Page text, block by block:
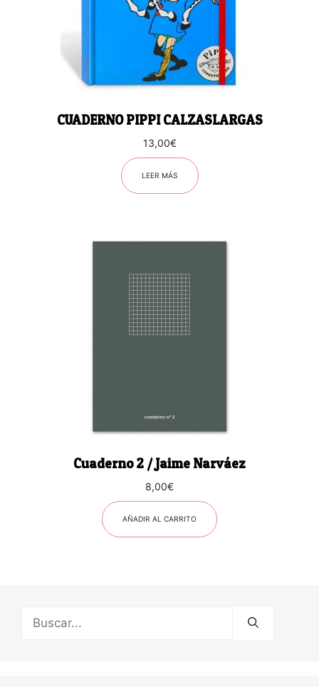
CUADERNO PIPPI CALZASLARGAS
13,00€
LEER MÁS
Cuaderno 2 / Jaime Narváez
8,00€
AÑADIR AL CARRITO